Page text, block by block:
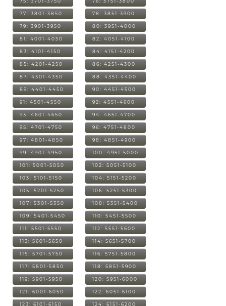
77: 3801-3850 78: 3851-3900
79: 3901-3950 80: 3951-4000
81: 4001-4050 82: 4051-4100
83: 4101-4150 84: 4151-4200
85: 4201-4250 86: 4251-4300
87: 4301-4350 88: 4351-4400
89: 4401-4450 90: 4451-4500
91: 4501-4550 92: 4551-4600
93: 4601-4650 94: 4651-4700
95: 4701-4750 96: 4751-4800
97: 4801-4850 98: 4851-4900
99: 4901-4950 100: 4951-5000
101: 5001-5050 102: 5051-5100
103: 5101-5150 104: 5151-5200
105: 5201-5250 106: 5251-5300
107: 5301-5350 108: 5351-5400
109: 5401-5450 110: 5451-5500
111: 5501-5550 112: 5551-5600
113: 5601-5650 114: 5651-5700
115: 5701-5750 116: 5751-5800
117: 5801-5850 118: 5851-5900
119: 5901-5950 120: 5951-6000
121: 6001-6050 122: 6051-6100
123: 6101-6150 124: 6151-6200